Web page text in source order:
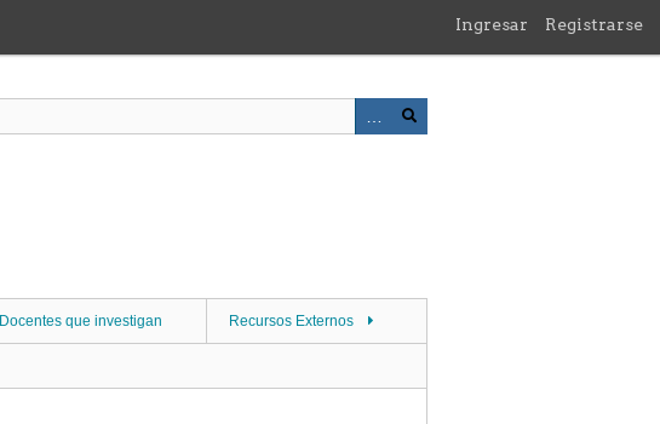
Ingresar Registrarse
Docentes que investigan Recursos Externos